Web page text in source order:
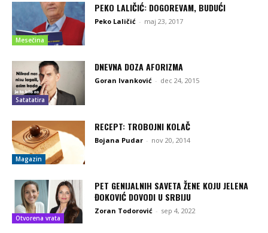
Mesečina
PEKO LALIČIĆ: DOGOREVAM, BUDUĆI
Peko Laličić - maj 23, 2017
Satatatira
DNEVNA DOZA AFORIZMA
Goran Ivanković - dec 24, 2015
Magazin
RECEPT: TROBOJNI KOLAČ
Bojana Pudar - nov 20, 2014
Otvorena vrata
PET GENIJALNIH SAVETA ŽENE KOJU JELENA
ĐOKOVIĆ DOVODI U SRBIJU
Zoran Todorović - sep 4, 2022